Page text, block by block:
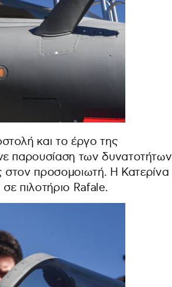
και το έργο της
παρουσίαση των δυνατοτήτων
στον προσομοιωτή. Η Κατερίνα
πιλοτήριο Rafale.